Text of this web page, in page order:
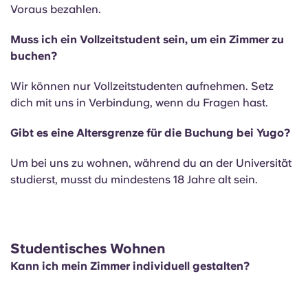
Voraus bezahlen.
Muss ich ein Vollzeitstudent sein, um ein Zimmer zu
buchen?
Wir können nur Vollzeitstudenten aufnehmen. Setz
dich mit uns in Verbindung, wenn du Fragen hast.
Gibt es eine Altersgrenze für die Buchung bei Yugo?
Um bei uns zu wohnen, während du an der Universität
studierst, musst du mindestens 18 Jahre alt sein.
Studentisches Wohnen
Kann ich mein Zimmer individuell gestalten?